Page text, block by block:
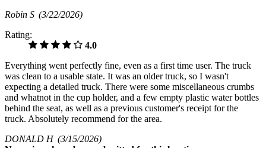
Robin S (3/22/2026)
Rating:
4.0
Everything went perfectly fine, even as a first time user. The truck
was clean to a usable state. It was an older truck, so I wasn't
expecting a detailed truck. There were some miscellaneous crumbs
and whatnot in the cup holder, and a few empty plastic water bottles
behind the seat, as well as a previous customer's receipt for the
truck. Absolutely recommend for the area.
DONALD H (3/15/2026)